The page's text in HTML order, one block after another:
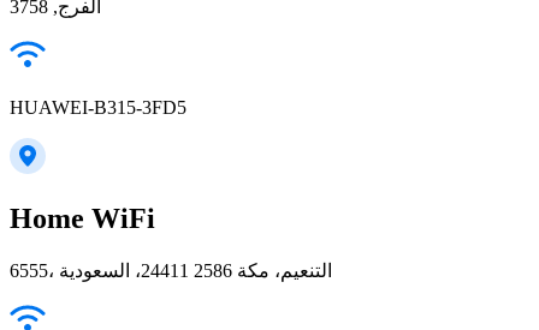
الفرج, 3758
HUAWEI-B315-3FD5
Home WiFi
6555، التنعيم، مكة 24411 2586، السعودية